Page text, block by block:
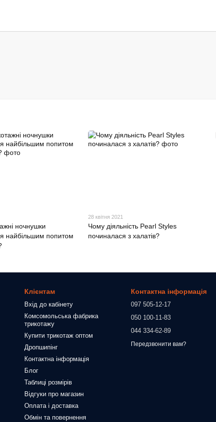
ночнушки
найбільшим попитом
28 квітня 2021
Чому діяльність Pearl Styles
починалася з халатів?
Клієнтам
Вхід до кабінету
Комсомольська фабрика
трикотажу
Купити трикотаж оптом
Дропшипінг
Контактна інформація
Блог
Таблиці розмірів
Відгуки про магазин
Оплата і доставка
Обмін та повернення
Контактна інформація
097 505-12-17
050 100-11-83
044 334-62-89
Передзвонити вам?